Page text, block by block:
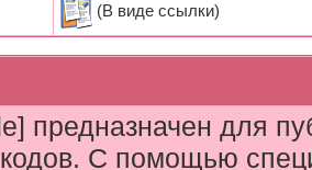
(В виде ссылки)
предназначен для
С помощью